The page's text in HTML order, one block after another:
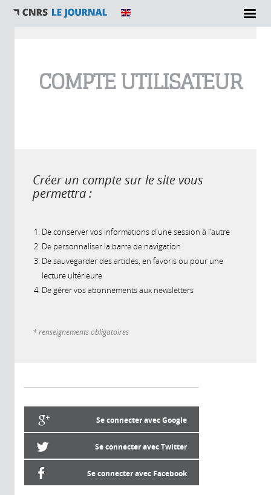
COMPTE UTILISATEUR
Créer un compte sur le site vous
permettra :
De conserver vos informations d'une session à l'autre
De personnaliser la barre de navigation
De sauvegarder des articles, en favoris ou pour une
lecture ultérieure
De gérer vos abonnements aux newsletters
* renseignements obligatoires
Se connecter avec Google
Se connecter avec Twitter
Se connecter avec Facebook